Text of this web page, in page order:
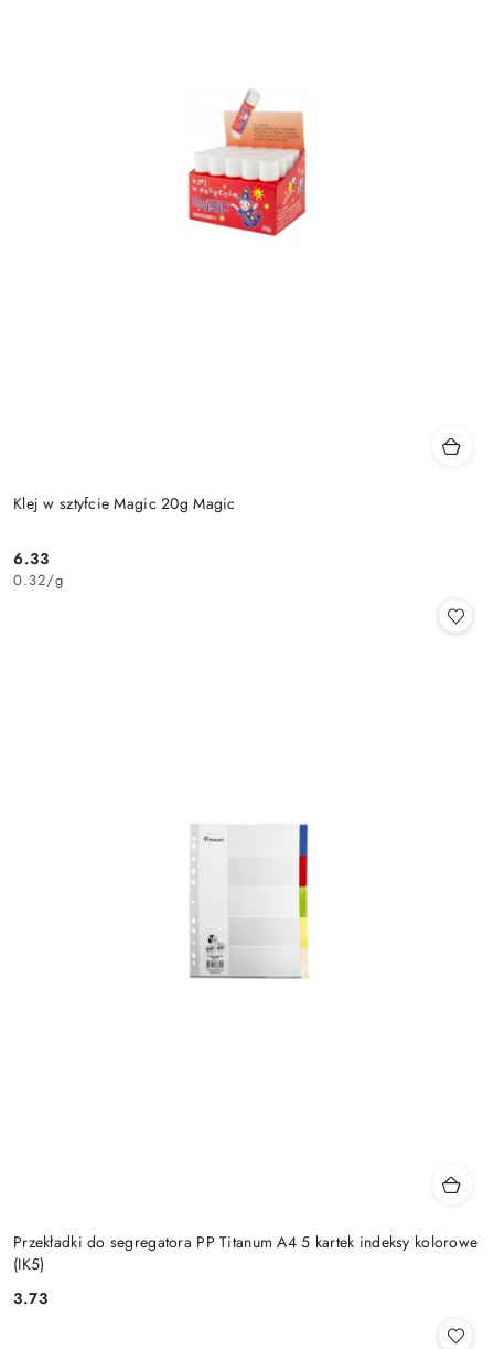
Klej w sztyfcie Magic 20g Magic
Cena:
6.33
0.32/g
Przekładki do segregatora PP Titanum A4 5 kartek indeksy kolorowe
(IK5)
Cena:
3.73